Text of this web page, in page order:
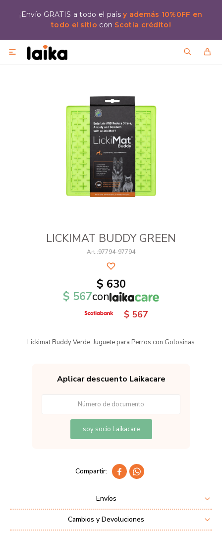
¡Envío GRATIS a todo el paísy además 10%0FF en
todo el sitio con Scotia crédito!

LICKIMAT BUDDY GREEN
97794-97794
$ 630
$ 567con
$ 567
Lickimat Buddy Verde: Juguete para Perros con Golosinas
Aplicar descuento Laikacare
soy socio Laikacare
 
Envíos
Cambios y Devoluciones